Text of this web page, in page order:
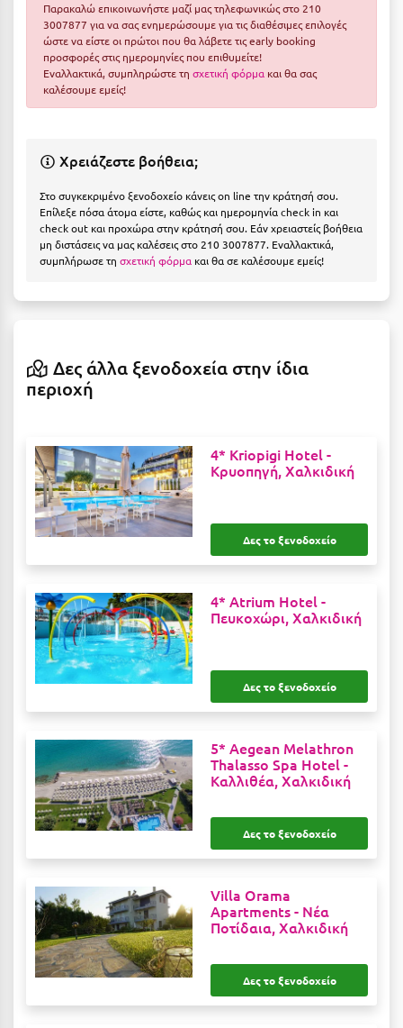
Εύβοια
Ευρυτανία
Ζ
Ζαγοροχώρια
Ηλεία
Ηράκλειο
Θάσος
Ιεράπετρα
Ιθάκη
Ικαρία
Ίος
Ιωάννινα
Καλάβρυτα
Καλαμάτα
Κάλαμος
Καλαμπάκα
Κάλυμνος
Καμένα Βούρλα
Καρδάμαινα
Παρακαλώ επικοινωνήστε μαζί μας τηλεφωνικώς στο 210
3007877 για να σας ενημερώσουμε για τις διαθέσιμες επιλογές
ώστε να είστε οι πρώτοι που θα λάβετε τις early booking
προσφορές στις ημερομηνίες που επιθυμείτε!
Εναλλακτικά, συμπληρώστε τη σχετική φόρμακαι θα σας
καλέσουμε εμείς!
Χρειάζεστε βοήθεια;
Στο συγκεκριμένο ξενοδοχείο κάνεις on line την κράτησή σου.
Επίλεξε πόσα άτομα είστε, καθώς και ημερομηνία check in και
check out και προχώρα στην κράτησή σου. Εάν χρειαστείς βοήθεια
μη διστάσεις να μας καλέσεις στο 210 3007877. Εναλλακτικά,
συμπλήρωσε τη σχετική φόρμα και θα σε καλέσουμε εμείς!
Δες άλλα ξενοδοχεία στην ίδια
περιοχή
4* Kriopigi Hotel -
Κρυοπηγή, Χαλκιδική
Δες το ξενοδοχείο
4* Atrium Hotel -
Πευκοχώρι, Χαλκιδική
Δες το ξενοδοχείο
5* Aegean Melathron
Thalasso Spa Hotel -
Καλλιθέα, Χαλκιδική
Δες το ξενοδοχείο
Villa Orama
Apartments - Νέα
Ποτίδαια, Χαλκιδική
Δες το ξενοδοχείο